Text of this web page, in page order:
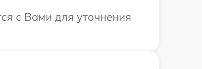
с Вами для уточнения